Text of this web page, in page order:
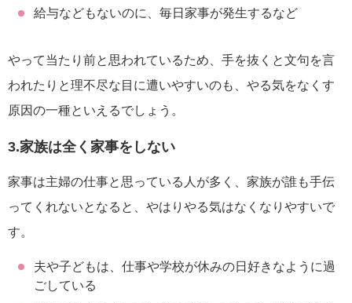
給与などもないのに、毎日家事が発生するなど
やって当たり前と思われているため、手を抜くと文句を言
われたりと理不尽な目に遭いやすいのも、やる気をなくす
原因の一種といえるでしょう。
3.家族は全く家事をしない
家事は主婦の仕事と思っている人が多く、家族が誰も手伝
ってくれないとなると、やはりやる気はなくなりやすいで
す。
夫や子どもは、仕事や学校が休みの日好きなように過
ごしている